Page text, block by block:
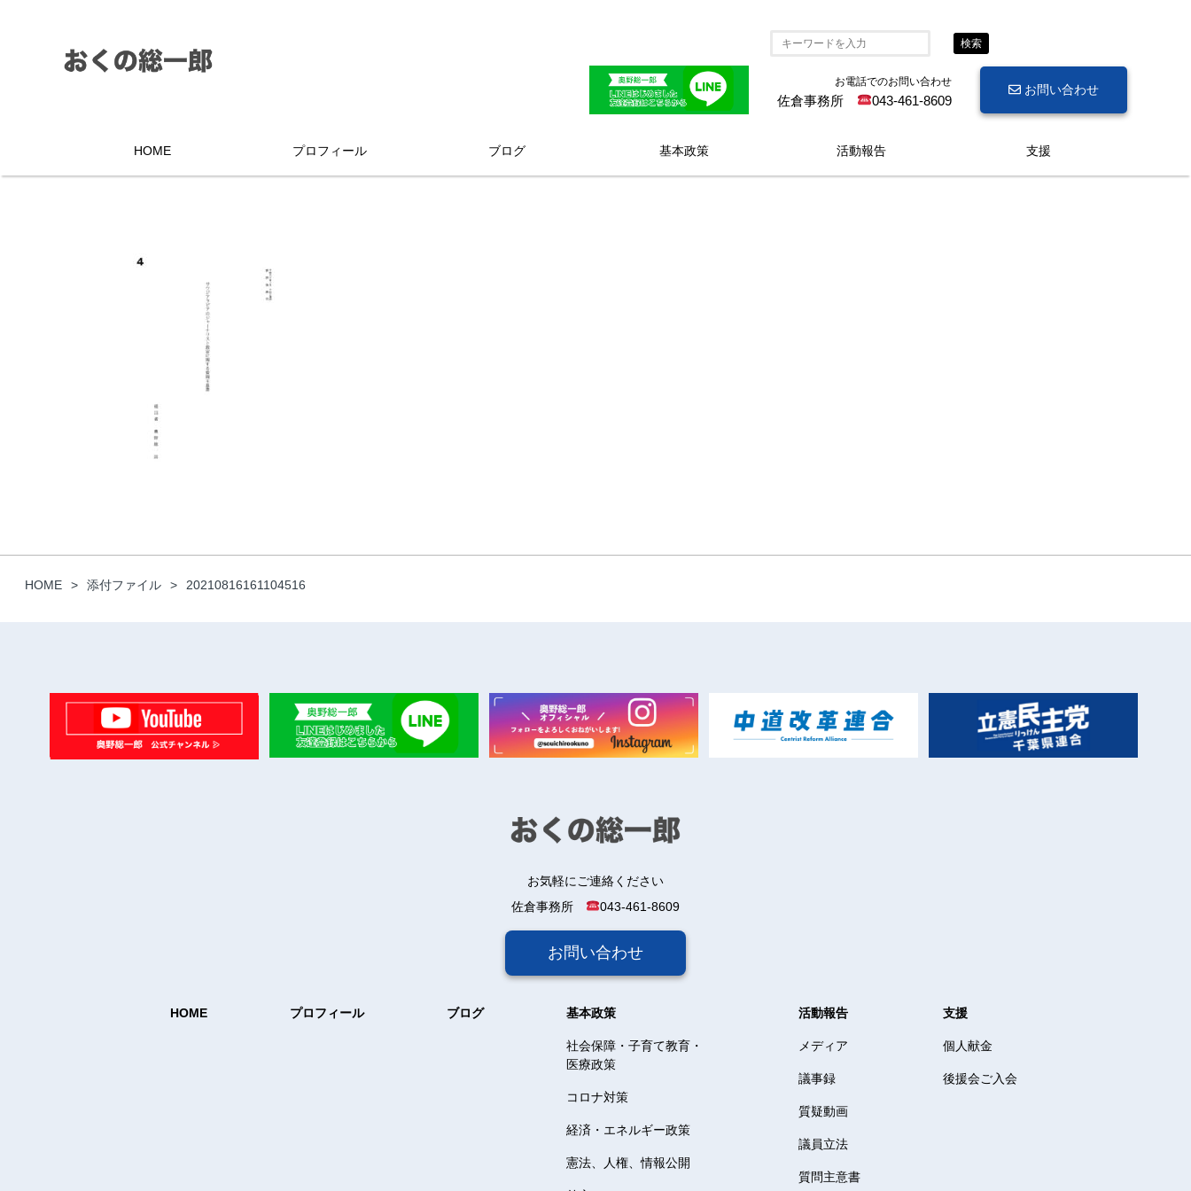
検索
お電話でのお問い合わせ
佐倉事務所 043-461-8609
お問い合わせ
HOME プロフィール ブログ 基本政策 活動報告 支援
HOME 添付ファイル 20210816161104516
お気軽にご連絡ください
佐倉事務所
043-461-8609
お問い合わせ
HOME プロフィール ブログ 基本政策
社会保障・子育て教育・
医療政策
コロナ対策
経済・エネルギー政策
憲法、人権、情報公開
活動報告
メディア
議事録
質疑動画
議員立法
質問主意書
支援
個人献金
後援会ご入会